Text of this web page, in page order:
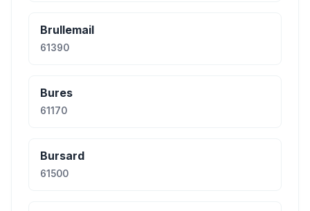
Brullemail
61390
Bures
61170
Bursard
61500